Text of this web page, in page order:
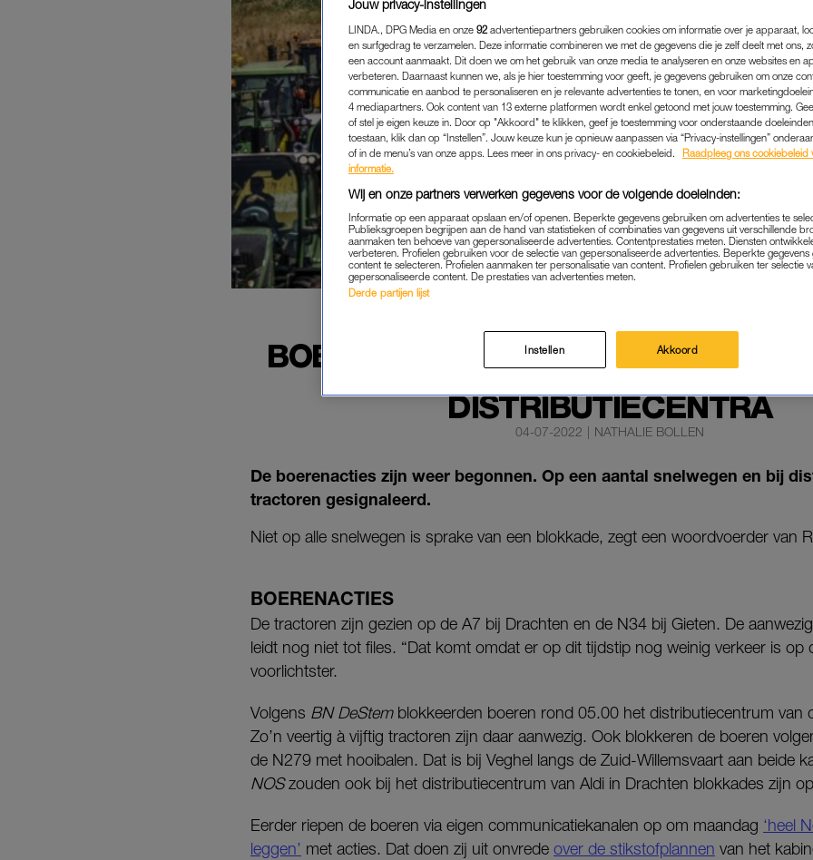
BOERENACTIES VAN START:
SNELWEGEN EN
DISTRIBUTIECENTRA
04-07-2022 | NATHALIE BOLLEN
De boerenacties zijn weer begonnen. Op een aantal snelwegen en bij
tractoren gesignaleerd.
Niet op alle snelwegen is sprake van een blokkade, zegt een woordvoerder van
BOERENACTIES
De tractoren zijn gezien op de A7 bij Drachten en de N34 bij Gieten. De
leidt nog niet tot files. “Dat komt omdat er op dit tijdstip nog weinig verkeer is op
voorlichtster.
Volgens BN DeStemblokkeerden boeren rond 05.00 het distributiecentrum van
Zo’n veertig à vijftig tractoren zijn daar aanwezig. Ook blokkeren de boeren
de N279 met hooibalen. Dat is bij Veghel langs de Zuid-Willemsvaart aan beide
NOSzouden ook bij het distributiecentrum van Aldi in Drachten blokkades zijn
Eerder riepen de boeren via eigen communicatiekanalen op om maandag ‘heel
leggen’ met acties. Dat doen zij uit onvrede over de stikstofplannen van het
Jouw privacy-instellingen
LINDA., DPG Media en onze 92 advertentiepartners gebruiken cookies om informatie over je apparaat,
en surfgedrag te verzamelen. Deze informatie combineren we met de gegevens die je zelf deelt met ons,
een account aanmaakt. Dit doen we om het gebruik van onze media te analyseren en onze websites en
verbeteren. Daarnaast kunnen we, als je hier toestemming voor geeft, je gegevens gebruiken om onze
communicatie en aanbod te personaliseren en je relevante advertenties te tonen, en voor
4 mediapartners. Ook content van 13 externe platformen wordt enkel getoond met jouw toestemming.
of stel je eigen keuze in. Door op "Akkoord" te klikken, geef je toestemming voor onderstaande
toestaan, klik dan op “Instellen”. Jouw keuze kun je opnieuw aanpassen via “Privacy-instellingen”
of in de menu’s van onze apps. Lees meer in ons privacy- en cookiebeleid.
Raadpleeg ons cookiebeleid
informatie.
Wij en onze partners verwerken gegevens voor de volgende doeleinden:
Informatie op een apparaat opslaan en/of openen. Beperkte gegevens gebruiken om advertenties te
Publieksgroepen begrijpen aan de hand van statistieken of combinaties van gegevens uit verschillende
aanmaken ten behoeve van gepersonaliseerde advertenties. Contentprestaties meten. Diensten
verbeteren. Profielen gebruiken voor de selectie van gepersonaliseerde advertenties. Beperkte
content te selecteren. Profielen aanmaken ter personalisatie van content. Profielen gebruiken ter selectie
gepersonaliseerde content. De prestaties van advertenties meten.
Derde partijen lijst
Instellen Akkoord